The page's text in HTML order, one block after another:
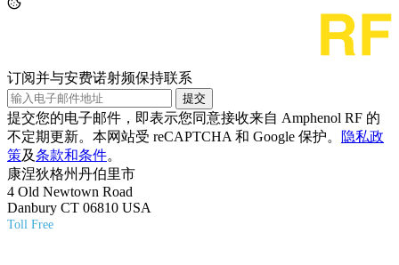
订阅并与安费诺射频保持联系
提交
提交您的电子邮件，即表示您同意接收来自 Amphenol RF 的
不定期更新。本网站受 reCAPTCHA 和 Google 保护。
隐私政
策及条款和条件。
康涅狄格州丹伯里市
4 Old Newtown Road
Danbury CT 06810 USA
Toll Free